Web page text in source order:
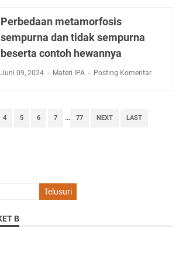
Perbedaan metamorfosis
sempurna dan tidak sempurna
beserta contoh hewannya
Juni 09, 2024 Materi IPA Posting Komentar
4 5 6 7 ... 77 NEXT LAST
B